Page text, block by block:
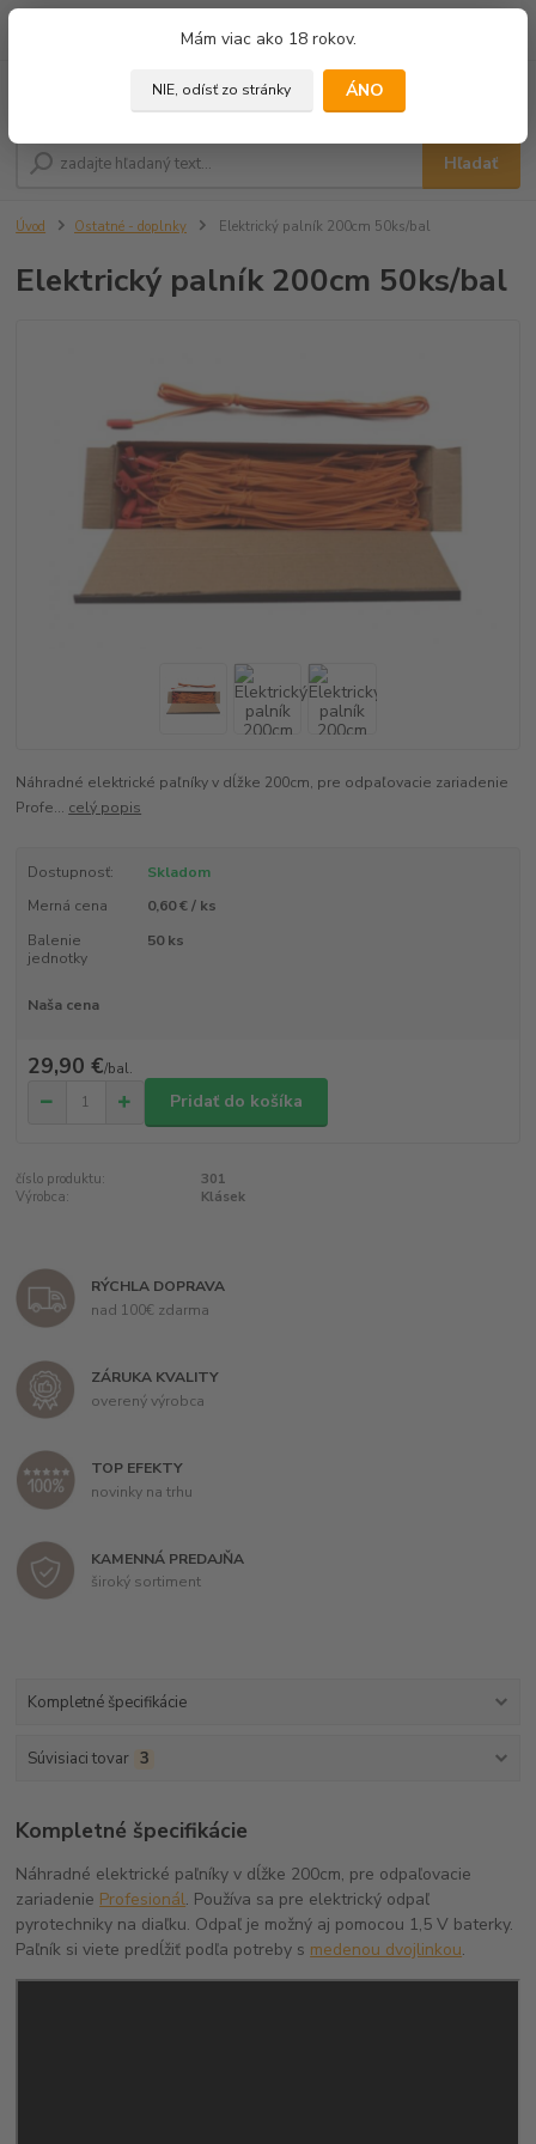
Mám viac ako 18 rokov.
NIE, odísť zo stránky ÁNO
Hľadať
Úvod Ostatné - doplnky Elektrický palník 200cm 50ks/bal
Elektrický palník 200cm 50ks/bal
Náhradné elektrické paľníky v dĺžke 200cm, pre odpaľovacie zariadenie
Profe... celý popis
Dostupnosť:
Skladom
Merná cena
0,60 € / ks
Balenie
jednotky
50 ks
Naša cena
29,90 €/bal.
Pridať do košíka
číslo produktu:
301
Výrobca:
Klásek
RÝCHLA DOPRAVA
nad 100€ zdarma
ZÁRUKA KVALITY
overený výrobca
TOP EFEKTY
novinky na trhu
KAMENNÁ PREDAJŇA
široký sortiment
Kompletné špecifikácie
Súvisiaci tovar 3
Kompletné špecifikácie
Náhradné elektrické paľníky v dĺžke 200cm, pre odpaľovacie
zariadenie Profesionál. Používa sa pre elektrický odpaľ
pyrotechniky na diaľku. Odpaľ je možný aj pomocou 1,5 V baterky.
Paľník si viete predĺžiť podľa potreby s medenou dvojlinkou.